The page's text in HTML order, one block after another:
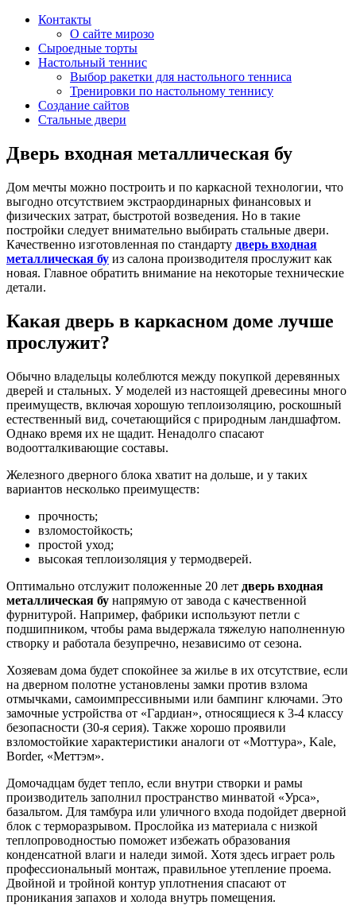
Контакты
О сайте мирозо
Сыроедные торты
Настольный теннис
Выбор ракетки для настольного тенниса
Тренировки по настольному теннису
Создание сайтов
Стальные двери
Дверь входная металлическая бу
Дом мечты можно построить и по каркасной технологии, что
выгодно отсутствием экстраординарных финансовых и
физических затрат, быстротой возведения. Но в такие
постройки следует внимательно выбирать стальные двери.
Качественно изготовленная по стандарту дверь входная
металлическая бу из салона производителя прослужит как
новая. Главное обратить внимание на некоторые технические
детали.
Какая дверь в каркасном доме лучше
прослужит?
Обычно владельцы колеблются между покупкой деревянных
дверей и стальных. У моделей из настоящей древесины много
преимуществ, включая хорошую теплоизоляцию, роскошный
естественный вид, сочетающийся с природным ландшафтом.
Однако время их не щадит. Ненадолго спасают
водоотталкивающие составы.
Железного дверного блока хватит на дольше, и у таких
вариантов несколько преимуществ:
прочность;
взломостойкость;
простой уход;
высокая теплоизоляция у термодверей.
Оптимально отслужит положенные 20 лет дверь входная
металлическая бу напрямую от завода с качественной
фурнитурой. Например, фабрики используют петли с
подшипником, чтобы рама выдержала тяжелую наполненную
створку и работала безупречно, независимо от сезона.
Хозяевам дома будет спокойнее за жилье в их отсутствие, если
на дверном полотне установлены замки против взлома
отмычками, самоимпрессивными или бампинг ключами. Это
замочные устройства от «Гардиан», относящиеся к 3-4 классу
безопасности (30-я серия). Также хорошо проявили
взломостойкие характеристики аналоги от «Моттура», Kale,
Border, «Меттэм».
Домочадцам будет тепло, если внутри створки и рамы
производитель заполнил пространство минватой «Урса»,
базальтом. Для тамбура или уличного входа подойдет дверной
блок с терморазрывом. Прослойка из материала с низкой
теплопроводностью поможет избежать образования
конденсатной влаги и наледи зимой. Хотя здесь играет роль
профессиональный монтаж, правильное утепление проема.
Двойной и тройной контур уплотнения спасают от
проникания запахов и холода внутрь помещения.